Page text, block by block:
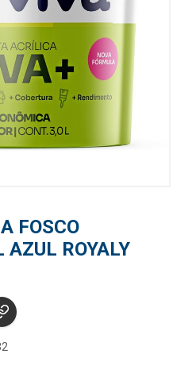
FOSCO
AZUL ROYALY